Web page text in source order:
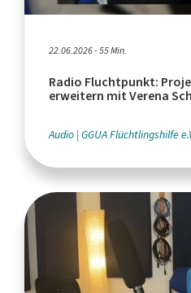
22.06.2026 - 55 Min.
Radio Fluchtpunkt:
erweitern mit Verena
Audio GGUA Flüchtlingshilfe